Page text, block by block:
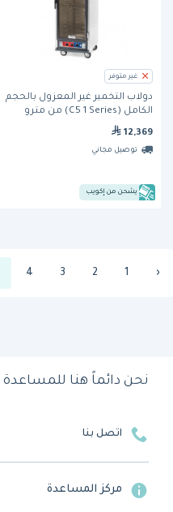
غير متوفر
دولاب التخمير غير المعزول بالحجم
الكامل (C5 1 Series) من مترو
12,369
توصيل مجاني
يشحن من إكويب
‹
1
2
3
4
نحن دائماً هنا للمساعدة
اتصل بنا
مركز المساعدة